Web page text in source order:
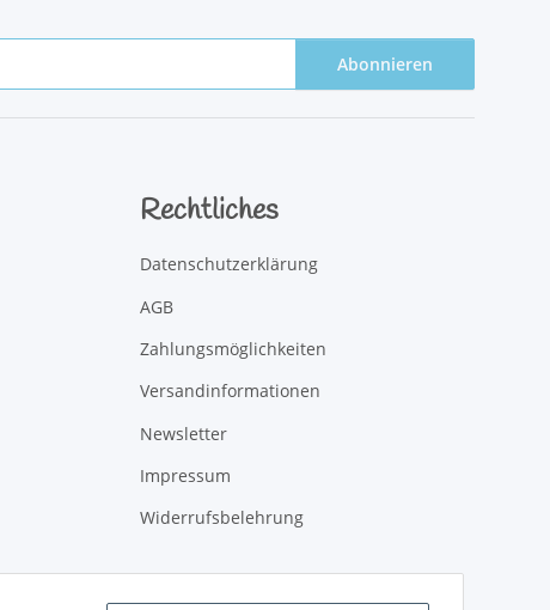
Abonnieren
Rechtliches
Datenschutzerklärung
AGB
Zahlungsmöglichkeiten
Versandinformationen
Newsletter
Impressum
Widerrufsbelehrung